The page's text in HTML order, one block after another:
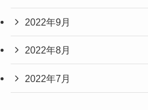
2022年9月
2022年8月
2022年7月